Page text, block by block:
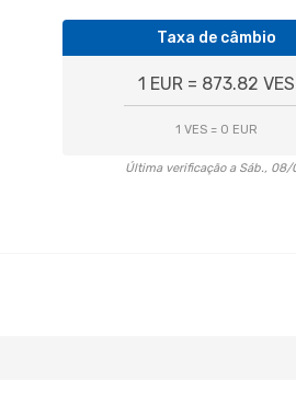
Taxa de câmbio
1 EUR = 873.82 VES
1 VES = 0 EUR
Última verificação a Sáb., 08/